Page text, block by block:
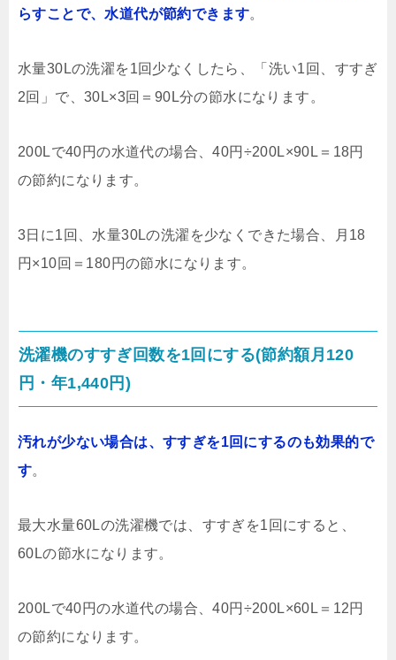
らすことで、水道代が節約できます。
水量30Lの洗濯を1回少なくしたら、「洗い1回、すすぎ
2回」で、30L×3回＝90L分の節水になります。
200Lで40円の水道代の場合、40円÷200L×90L＝18円
の節約になります。
3日に1回、水量30Lの洗濯を少なくできた場合、月18
円×10回＝180円の節水になります。
洗濯機のすすぎ回数を1回にする(節約額月120
円・年1,440円)
汚れが少ない場合は、すすぎを1回にするのも効果的で
す。
最大水量60Lの洗濯機では、すすぎを1回にすると、
60Lの節水になります。
200Lで40円の水道代の場合、40円÷200L×60L＝12円
の節約になります。